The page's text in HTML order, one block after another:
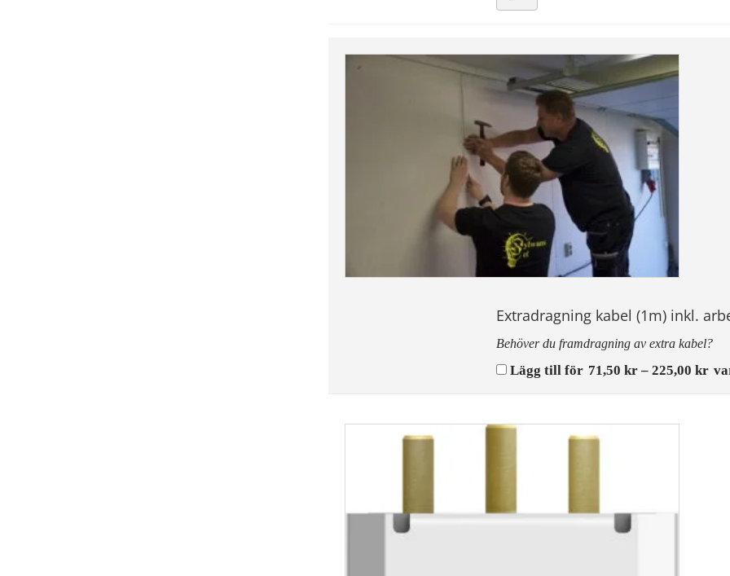
lamputtag
Extradragning kabel (1m) inkl.
Behöver du framdragning av extra kabel?
Lägg till för 71,50kr – 225,00kr